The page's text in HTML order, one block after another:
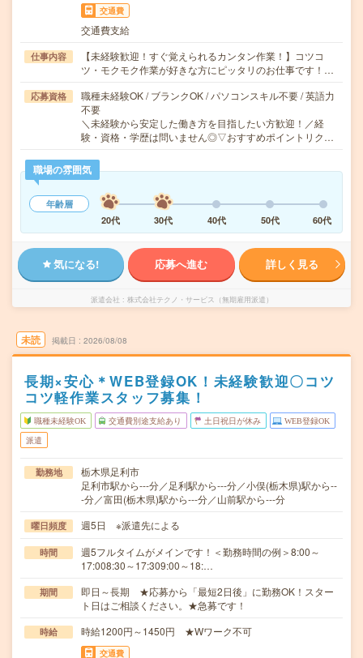
交通費
交通費支給
仕事内容
【未経験歓迎！すぐ覚えられるカンタン作業！】コツコ
ツ・モクモク作業が好きな方にピッタリのお仕事です！…
応募資格
職種未経験OK / ブランクOK / パソコンスキル不要 / 英語力
不要
＼未経験から安定した働き方を目指したい方歓迎！／経
験・資格・学歴は問いません◎▽おすすめポイントリク…
職場の雰囲気
年齢層
20代
30代 40代 50代 60代
気になる! 応募へ進む 詳しく見る
派遣会社 株式会社テクノ・サービス（無期雇用派遣）
未読 掲載日 2026/08/08
長期×安心＊WEB登録OK！未経験歓迎〇コツ
コツ軽作業スタッフ募集！
職種未経験OK 交通費別途支給あり 土日祝日が休み WEB登録OK
派遣
勤務地
栃木県足利市
足利市駅から---分／足利駅から---分／小俣(栃木県)駅から--
-分／富田(栃木県)駅から---分／山前駅から---分
曜日頻度 週5日 ※派遣先による
時間
週5フルタイムがメインです！＜勤務時間の例＞8:00～
17:008:30～17:309:00～18:…
期間
即日～長期 ★応募から「最短2日後」に勤務OK！スター
ト日はご相談ください。★急募です！
時給 時給1200円～1450円 ★Wワーク不可
交通費